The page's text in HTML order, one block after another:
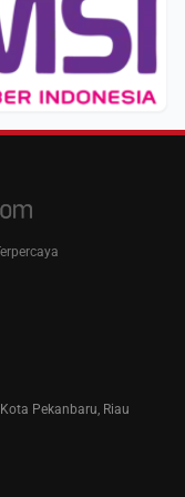
Pekanbaru, Riau